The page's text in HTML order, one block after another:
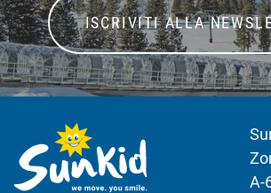
ISCRIVITI ALLA
A-